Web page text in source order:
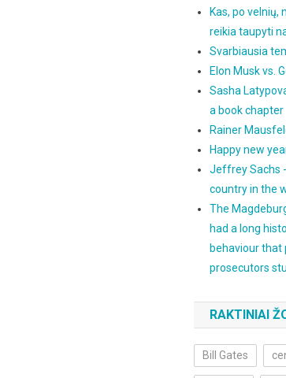
Kas, po velnių,
reikia taupyti
Svarbiausia
Elon Musk vs.
Sasha
a book chapter
Rainer
Happy new
Jeffrey Sachs
country in the
The
had a long
behaviour that
prosecutors
RAKTINIAI
Bill Gates